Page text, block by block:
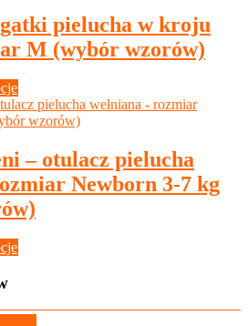
wariantów.
Opcje
można
stronie
produktu
pielucha w kroju
M (wybór wzorów)
produkt
ma
wariantów.
Opcje
można
wybrać
na
– otulacz pielucha
Newborn 3-7 kg
wariantów.